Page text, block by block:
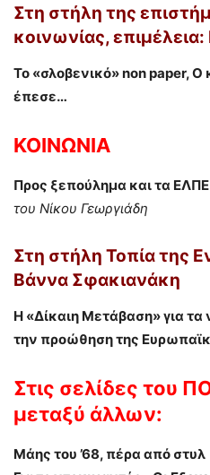
Στη στήλη της
κοινωνίας,επιμέλεια:
Το «σλοβενικό» non paper, Ο
έπεσε…
ΚΟΙΝΩΝΙΑ
Προς ξεπούλημα και τα ΕΛΠΕ
του Νίκου Γεωργιάδη
Στη στήλη Τοπία της
Βάννα Σφακιανάκη
Η «Δίκαιη Μετάβαση» για
την προώθηση της
Στις σελίδες του
μεταξύ άλλων:
Μάης του ’68, πέρα από στυλ